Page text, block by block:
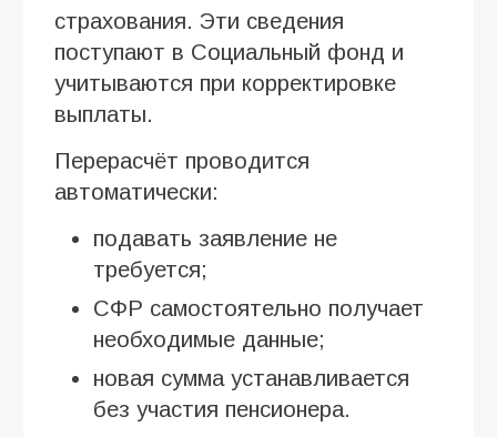
страхования. Эти сведения
поступают в Социальный фонд и
учитываются при корректировке
выплаты.
Перерасчёт проводится
автоматически:
подавать заявление не
требуется;
СФР самостоятельно получает
необходимые данные;
новая сумма устанавливается
без участия пенсионера.